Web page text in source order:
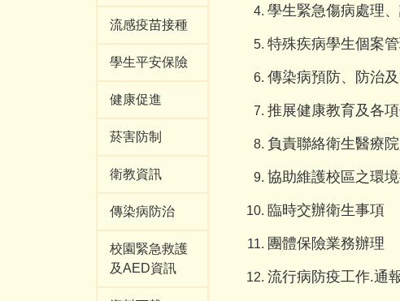
流感疫苗接種
學生平安保險
健康促進
菸害防制
衛教資訊
傳染病防治
校園緊急救護
及AED資訊
學生緊急傷病處理
特殊疾病學生個案
傳染病預防、防治
推展健康教育及各
負責聯絡衛生醫療
協助維護校區之環
臨時交辦衛生事項
團體保險業務辦理
流行病防疫工作.通